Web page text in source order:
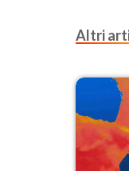
Altri